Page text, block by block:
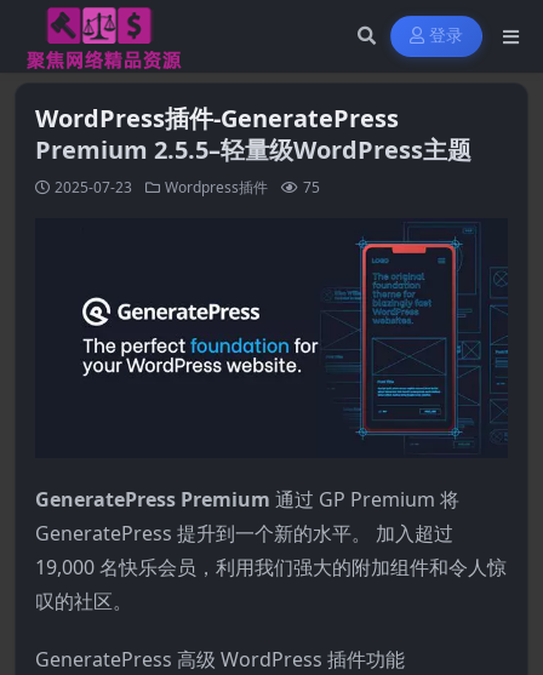
登录
WordPress插件-GeneratePress
Premium 2.5.5–轻量级WordPress主题
2025-07-23 Wordpress插件 75
GeneratePress Premium 通过 GP Premium 将
GeneratePress 提升到一个新的水平。 加入超过
19,000 名快乐会员，利用我们强大的附加组件和令人惊
叹的社区。
GeneratePress 高级 WordPress 插件功能